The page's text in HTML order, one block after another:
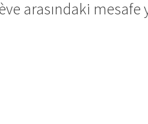
arasındaki mesafe